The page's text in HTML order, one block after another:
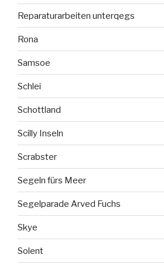
Reparaturarbeiten unterqegs
Rona
Samsoe
Schlei
Schottland
Scilly Inseln
Scrabster
Segeln fürs Meer
Segelparade Arved Fuchs
Skye
Solent